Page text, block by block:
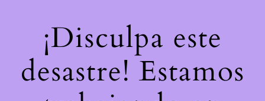
¡Disculpa este
desastre! Estamos